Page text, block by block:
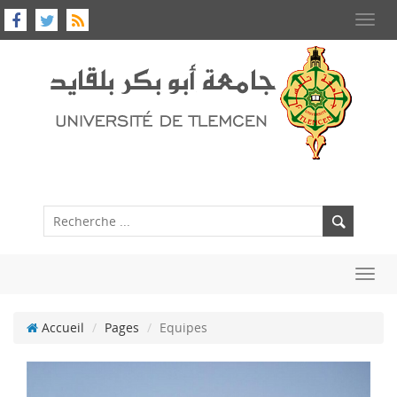
Accueil Pages Equipes